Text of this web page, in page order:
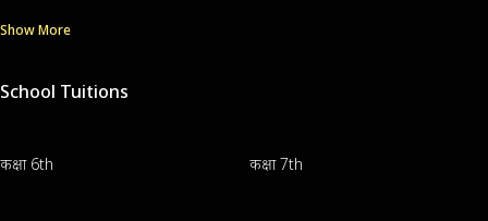
Show More
School Tuitions
कक्षा 6th कक्षा 7th